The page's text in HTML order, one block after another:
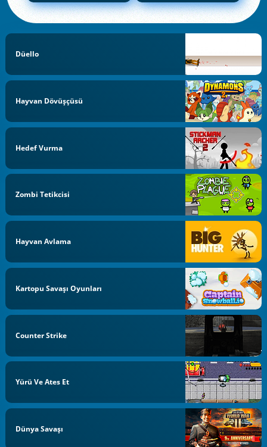
Düello
Hayvan Dövüşçüsü
Hedef Vurma
Zombi Tetikcisi
Hayvan Avlama
Kartopu Savaşı Oyunları
Counter Strike
Yürü Ve Ates Et
Dünya Savaşı